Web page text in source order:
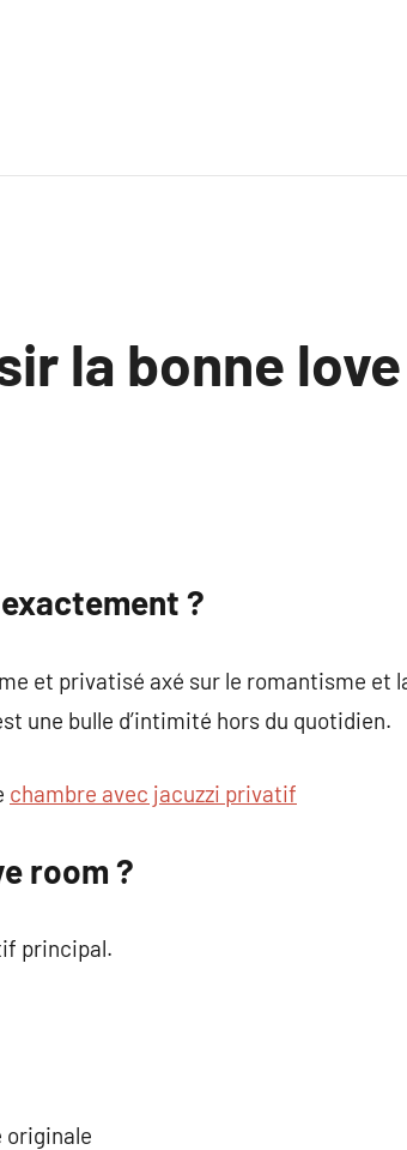
la bonne
?
et privatisé axé sur le romantisme et
une bulle d’intimité hors du quotidien.
chambre avec jacuzzi privatif
room ?
principal.
originale